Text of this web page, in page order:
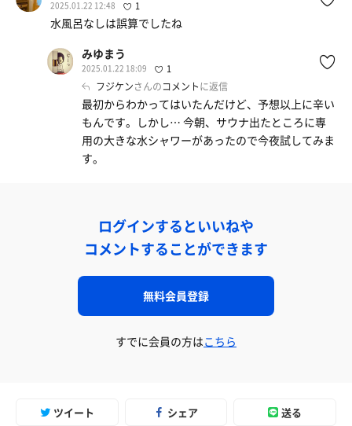
2025.01.22 12:48 1
水風呂なしは誤算でしたね
みゆまう
2025.01.22 18:09 1
フジケンさんのコメントに返信
最初からわかってはいたんだけど、予想以上に辛い
もんです。しかし… 今朝、サウナ出たところに専
用の大きな水シャワーがあったので今夜試してみま
す。
ログインするといいねや
コメントすることができます
無料会員登録
すでに会員の方はこちら
ツイート シェア 送る